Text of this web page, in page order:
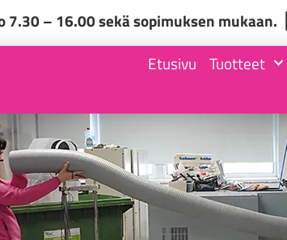
7.30 – 16.00 sekä sopimuksen mukaan. ⎪
Etusivu Tuotteet